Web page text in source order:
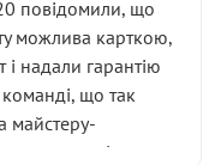
( надіюсь
вже не
саме її цей сервіс
повідомили, що
можлива карткою,
і надали гарантію
що так
майстеру-
та по суті.